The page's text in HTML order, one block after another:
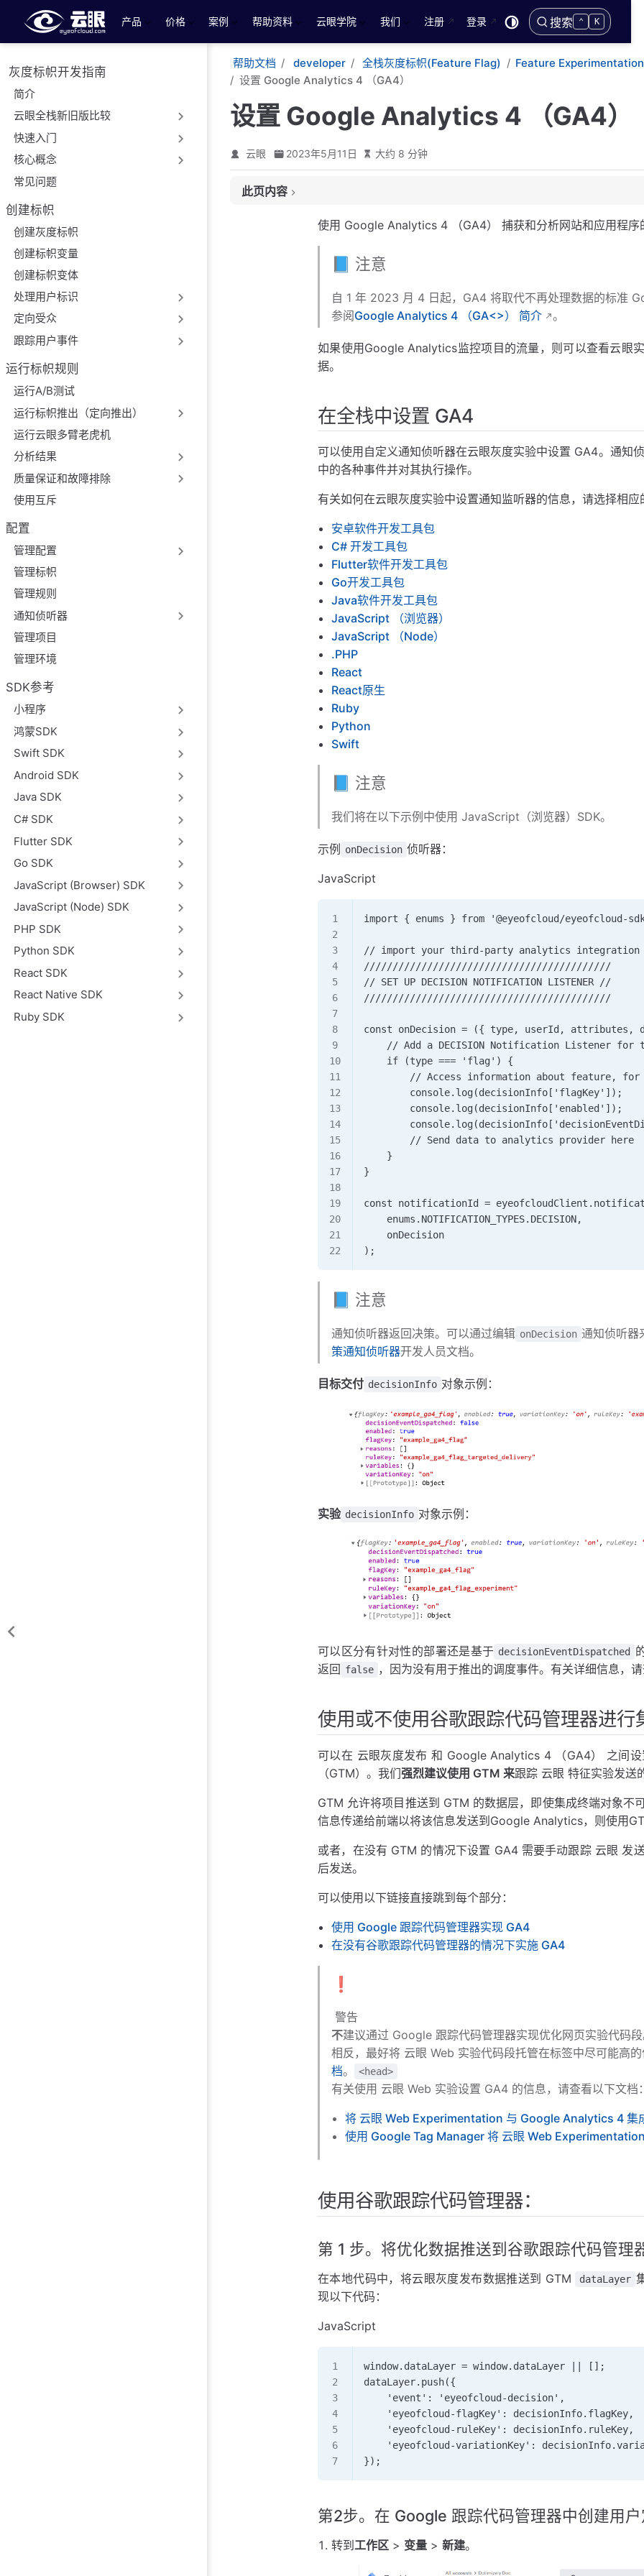
跳至主要內容
产品
价格 案例 帮助资料 云眼学院 我们 注册 登录 搜索 ⌃ K
灰度标帜开发指南
简介
云眼全栈新旧版比较
快速入门
核心概念
常见问题
创建标帜
创建灰度标帜
创建标帜变量
创建标帜变体
处理用户标识
定向受众
跟踪用户事件
运行标帜规则
运行A/B测试
运行标帜推出（定向推出）
运行云眼多臂老虎机
分析结果
质量保证和故障排除
使用互斥
配置
管理配置
管理标帜
管理规则
通知侦听器
管理项目
管理环境
SDK参考
小程序
鸿蒙SDK
Swift SDK
Android SDK
Java SDK
C# SDK
Flutter SDK
Go SDK
JavaScript (Browser) SDK
JavaScript (Node) SDK
PHP SDK
Python SDK
React SDK
React Native SDK
Ruby SDK
帮助文档 developer 全栈灰度标帜(Feature Flag)
Feature
设置 Google Analytics 4 （GA4）
设置 Google Analytics 4 （GA4）
云眼 2023年5月11日 大约 8 分钟
此页内容
在全栈中设置 GA4
使用谷歌跟踪代码管理器：
第 1 步。将优化数据推送到谷歌跟踪代码管理器
第2步。在 Google 跟踪代码管理器中创建用户定义的变量
第 3 步。在 GTM 中设置配置标记
第 4 步。在 GTM 中设置事件代码
第5步。提交和发布 GA 工作区
不使用谷歌跟踪代码管理器：
使用 Google Analytics 4 （GA4） 捕获和分析网站和应用程序
📘 注意
自 1 年 2023 月 4 日起，GA4 将取代不再处理数据的标准
参阅Google Analytics 4 （GA<>） 简介 。
如果使用Google Analytics监控项目的流量，则可以查看云眼
据。
在全栈中设置 GA4
可以使用自定义通知侦听器在云眼灰度实验中设置 GA4。通知
中的各种事件并对其执行操作。
有关如何在云眼灰度实验中设置通知监听器的信息，请选择相应
安卓软件开发工具包
C# 开发工具包
Flutter软件开发工具包
Go开发工具包
Java软件开发工具包
JavaScript （浏览器）
JavaScript （Node）
.PHP
React
React原生
Ruby
Python
Swift
📘 注意
我们将在以下示例中使用 JavaScript（浏览器）SDK。
示例 onDecision 侦听器：
JavaScript
import { enums } from '@eyeofcloud/
// import your third-party analytics
///////////////////////////////////////////
// SET UP DECISION NOTIFICATION LISTENER //
const onDecision = ({ type, userId,
// Add a DECISION Notification Listener
    if (type === 'flag') {
// Access information about
// Send data to analytics provider
    }
}
const notificationId =
    enums.NOTIFICATION_TYPES.DECISION,
    onDecision
);
📘 注意
通知侦听器返回决策。可以通过编辑 onDecision 通知侦听器
策通知侦听器开发人员文档。
目标交付 decisionInfo 对象示例：
实验 decisionInfo 对象示例：
可以区分有针对性的部署还是基于 decisionEventDispatched
返回 false ，因为没有用于推出的调度事件。有关详细信息，
使用或不使用谷歌跟踪代码管理器进行
可以在 云眼灰度发布 和 Google Analytics 4 （GA4） 之间
（GTM）。我们强烈建议使用 GTM 来跟踪 云眼 特征实验发送
GTM 允许将项目推送到 GTM 的数据层，即使集成终端对象不
信息传递给前端以将该信息发送到Google Analytics，则使用
或者，在没有 GTM 的情况下设置 GA4 需要手动跟踪 云眼 发
后发送。
可以使用以下链接直接跳到每个部分：
使用 Google 跟踪代码管理器实现 GA4
在没有谷歌跟踪代码管理器的情况下实施 GA4
❗
️ 警告
不建议通过 Google 跟踪代码管理器实现优化网页实验代码段
相反，最好将 云眼 Web 实验代码段托管在标签中尽可能高
档。 <head>
有关使用 云眼 Web 实验设置 GA4 的信息，请查看以下文档：
将 云眼 Web Experimentation 与 Google Analytics 4 集
使用 Google Tag Manager 将 云眼 Web
使用谷歌跟踪代码管理器：
第 1 步。将优化数据推送到谷歌跟踪代码管理
在本地代码中，将云眼灰度发布数据推送到 GTM dataLayer
现以下代码：
JavaScript
window.dataLayer = window.dataLayer || [];
dataLayer.push({
    'event': 'eyeofcloud-decision',
'eyeofcloud-flagKey':
'eyeofcloud-ruleKey':
'eyeofcloud-variationKey':
});
第2步。在 Google 跟踪代码管理器中创建用
转到工作区 > 变量 >新建。